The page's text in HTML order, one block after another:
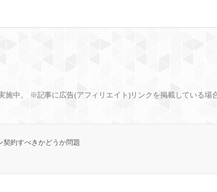
施中。 ※記事に広告(アフィリエイト)リンクを掲載している場
契約すべきかどうか問題